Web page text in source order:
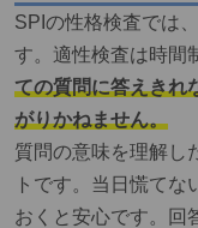
SPIの性格検査では、
す。適性検査は時間
ての質問に答えきれ
がりかねません。
質問の意味を理解し
トです。当日慌て
おくと安心です。回